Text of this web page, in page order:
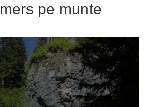
pe munte